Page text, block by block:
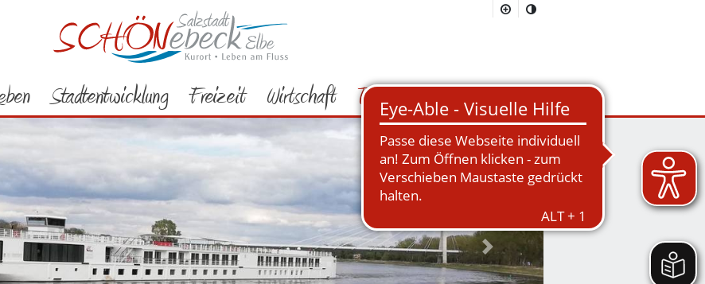
Stadtentwicklung Freizeit Wirtschaft Tourismus Suchmaske öffnen/schließen
Nächstes Bild